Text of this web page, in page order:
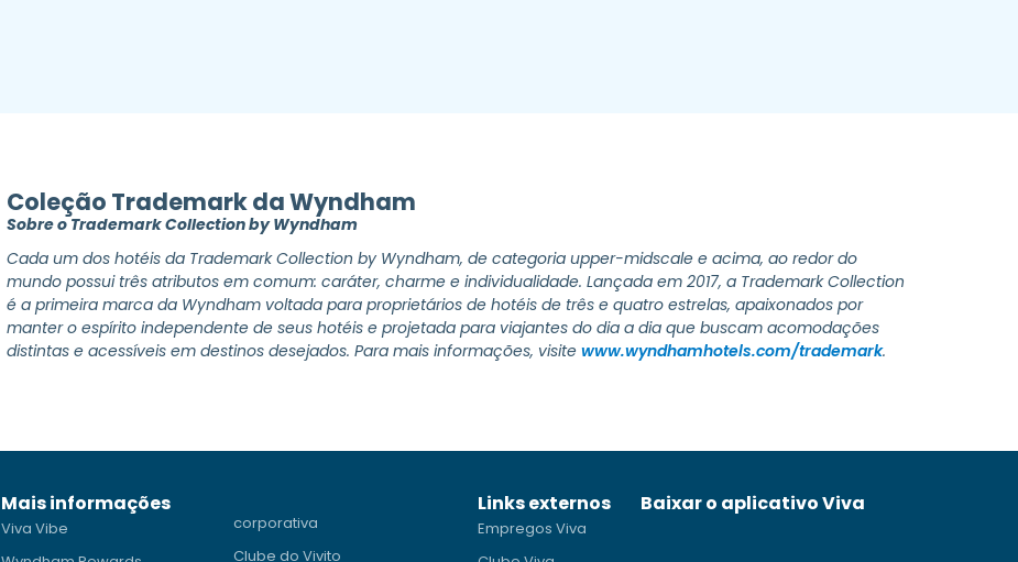
Coleção Trademark da Wyndham
Sobre o Trademark Collection by Wyndham
Cada um dos hotéis da Trademark Collection by Wyndham, de categoria upper-midscale e acima, ao redor do
mundo possui três atributos em comum: caráter, charme e individualidade.Lançada em 2017, a Trademark Collection
é a primeira marca da Wyndham voltada para proprietários de hotéis de três e quatro estrelas, apaixonados por
manter o espírito independente de seus hotéis e projetada para viajantes do dia a dia que buscam acomodações
distintas e acessíveis em destinos desejados. Para mais informações, visitewww.wyndhamhotels.com/trademark.
Mais informações
Viva Vibe
corporativa
Clube do Vivito
Links externos
Empregos Viva
Baixar o aplicativo Viva